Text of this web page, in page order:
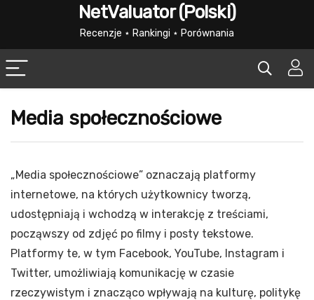
NetValuator (Polski)
Recenzje ⋆ Rankingi ⋆ Porównania
Media społecznościowe
„Media społecznościowe” oznaczają platformy
internetowe, na których użytkownicy tworzą,
udostępniają i wchodzą w interakcję z treściami,
począwszy od zdjęć po filmy i posty tekstowe.
Platformy te, w tym Facebook, YouTube, Instagram i
Twitter, umożliwiają komunikację w czasie
rzeczywistym i znacząco wpływają na kulturę, politykę